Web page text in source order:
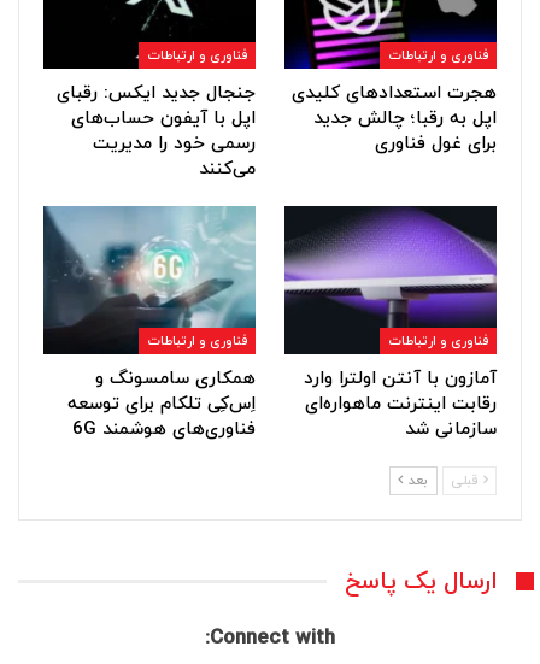
فناوری و ارتباطات
هجرت استعدادهای کلیدی
اپل به رقبا؛ چالش جدید
برای غول فناوری
فناوری و ارتباطات
جنجال جدید ایکس: رقبای
اپل با آیفون حساب‌های
رسمی خود را مدیریت
می‌کنند
فناوری و ارتباطات
آمازون با آنتن اولترا وارد
رقابت اینترنت ماهواره‌ای
سازمانی شد
فناوری و ارتباطات
همکاری سامسونگ و
اِس‌کِی تلکام برای توسعه
فناوری‌های هوشمند 6G
قبلی بعد
ارسال یک پاسخ
Connect with: